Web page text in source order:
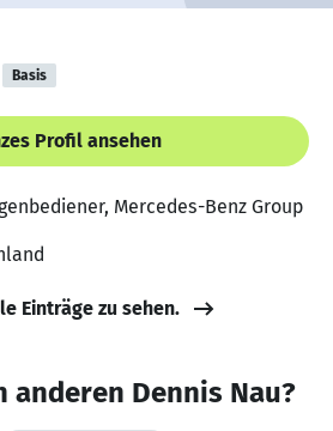
Basis
Profil ansehen
Mercedes-Benz Group
Einträge zu sehen.
anderen Dennis Nau?